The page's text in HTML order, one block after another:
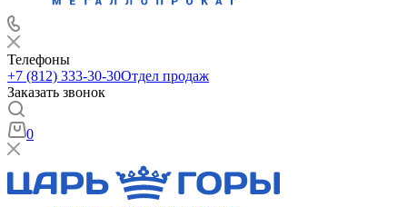
Телефоны
+7 (812) 333-30-30Отдел продаж
Заказать звонок
0